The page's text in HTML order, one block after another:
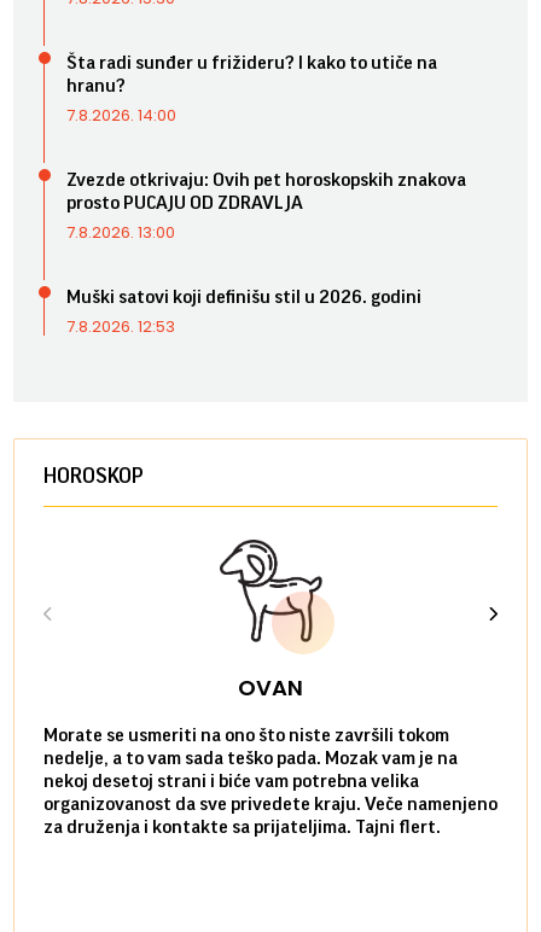
Šta radi sunđer u frižideru? I kako to utiče na
hranu?
7.8.2026. 14:00
Zvezde otkrivaju: Ovih pet horoskopskih znakova
prosto PUCAJU OD ZDRAVLJA
7.8.2026. 13:00
Muški satovi koji definišu stil u 2026. godini
7.8.2026. 12:53
HOROSKOP
OVAN
Morate se usmeriti na ono što niste završili tokom
nedelje, a to vam sada teško pada. Mozak vam je na
nekoj desetoj strani i biće vam potrebna velika
organizovanost da sve privedete kraju. Veče namenjeno
za druženja i kontakte sa prijateljima. Tajni flert.